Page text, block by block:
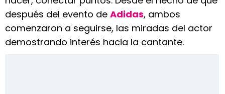
después del evento de Adidas, ambos
comenzaron a seguirse, las miradas del actor
demostrando interés hacia la cantante.